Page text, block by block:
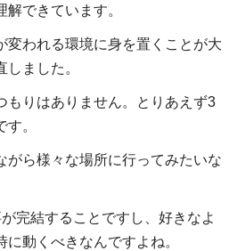
できています。
変われる環境に身を置くことが大
ました。
もりはありません。とりあえず3
。
がら様々な場所に行ってみたいな
完結することですし、好きなよ
動くべきなんですよね。